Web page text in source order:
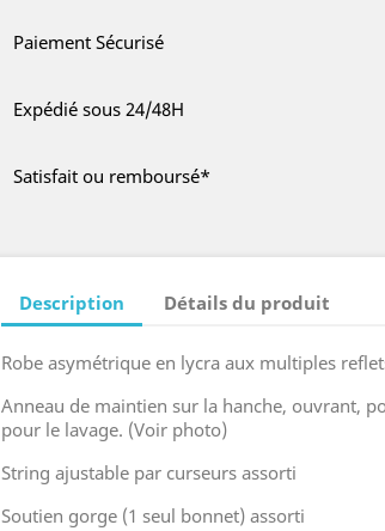
Paiement Sécurisé
Expédié sous 24/48H
Satisfait ou remboursé*
Description Détails du produit
Robe asymétrique en lycra aux multiples
Anneau de maintien sur la hanche, ouvrant,
pour le lavage. (Voir photo)
String ajustable par curseurs assorti
Soutien gorge (1 seul bonnet) assorti